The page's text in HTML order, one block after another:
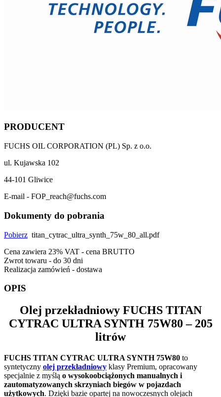
PRODUCENT
FUCHS OIL CORPORATION (PL) Sp. z o.o.
ul. Kujawska 102
44-101 Gliwice
E-mail - FOP_reach@fuchs.com
Dokumenty do pobrania
Pobierz titan_cytrac_ultra_synth_75w_80_all.pdf
Cena zawiera 23% VAT - cena BRUTTO
Zwrot towaru - do 30 dni
Realizacja zamówień - dostawa
OPIS
Olej przekładniowy FUCHS TITAN
CYTRAC ULTRA SYNTH 75W80 – 205
litrów
FUCHS TITAN CYTRAC ULTRA SYNTH 75W80 to
syntetyczny olej przekładniowy klasy Premium, opracowany
specjalnie z myślą o wysokoobciążonych manualnych i
zautomatyzowanych skrzyniach biegów w pojazdach
użytkowych. Dzięki bazie opartej na nowoczesnych olejach